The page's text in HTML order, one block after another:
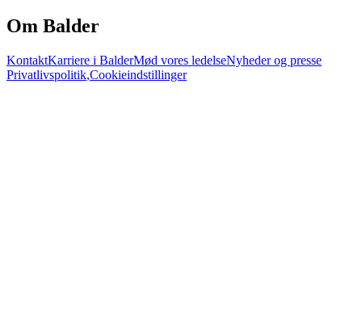
Om Balder
KontaktKarriere i BalderMød vores ledelseNyheder og presse
Privatlivspolitik,Cookieindstillinger